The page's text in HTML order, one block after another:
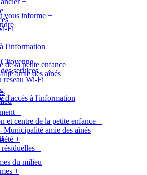
Fi
l'information
de la petite enfance
amie des aînés
vous informe +
services
réseau Wi-Fi
d'accès à l'information
+
et centre de la petite enfance +
amie des aînés
+
+
du milieu
+